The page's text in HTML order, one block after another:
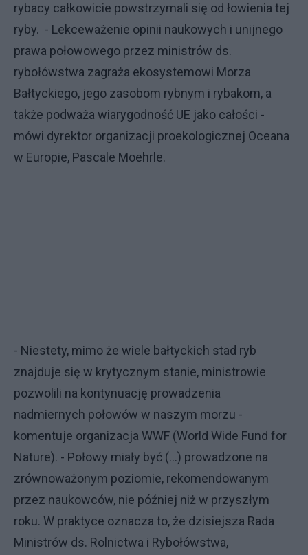
rybacy całkowicie powstrzymali się od łowienia tej
ryby. - Lekceważenie opinii naukowych i unijnego
prawa połowowego przez ministrów ds.
rybołówstwa zagraża ekosystemowi Morza
Bałtyckiego, jego zasobom rybnym i rybakom, a
także podważa wiarygodność UE jako całości -
mówi dyrektor organizacji proekologicznej Oceana
w Europie, Pascale Moehrle.
- Niestety, mimo że wiele bałtyckich stad ryb
znajduje się w krytycznym stanie, ministrowie
pozwolili na kontynuację prowadzenia
nadmiernych połowów w naszym morzu -
komentuje organizacja WWF (World Wide Fund for
Nature). - Połowy miały być (...) prowadzone na
zrównoważonym poziomie, rekomendowanym
przez naukowców, nie później niż w przyszłym
roku. W praktyce oznacza to, że dzisiejsza Rada
Ministrów ds. Rolnictwa i Rybołówstwa,